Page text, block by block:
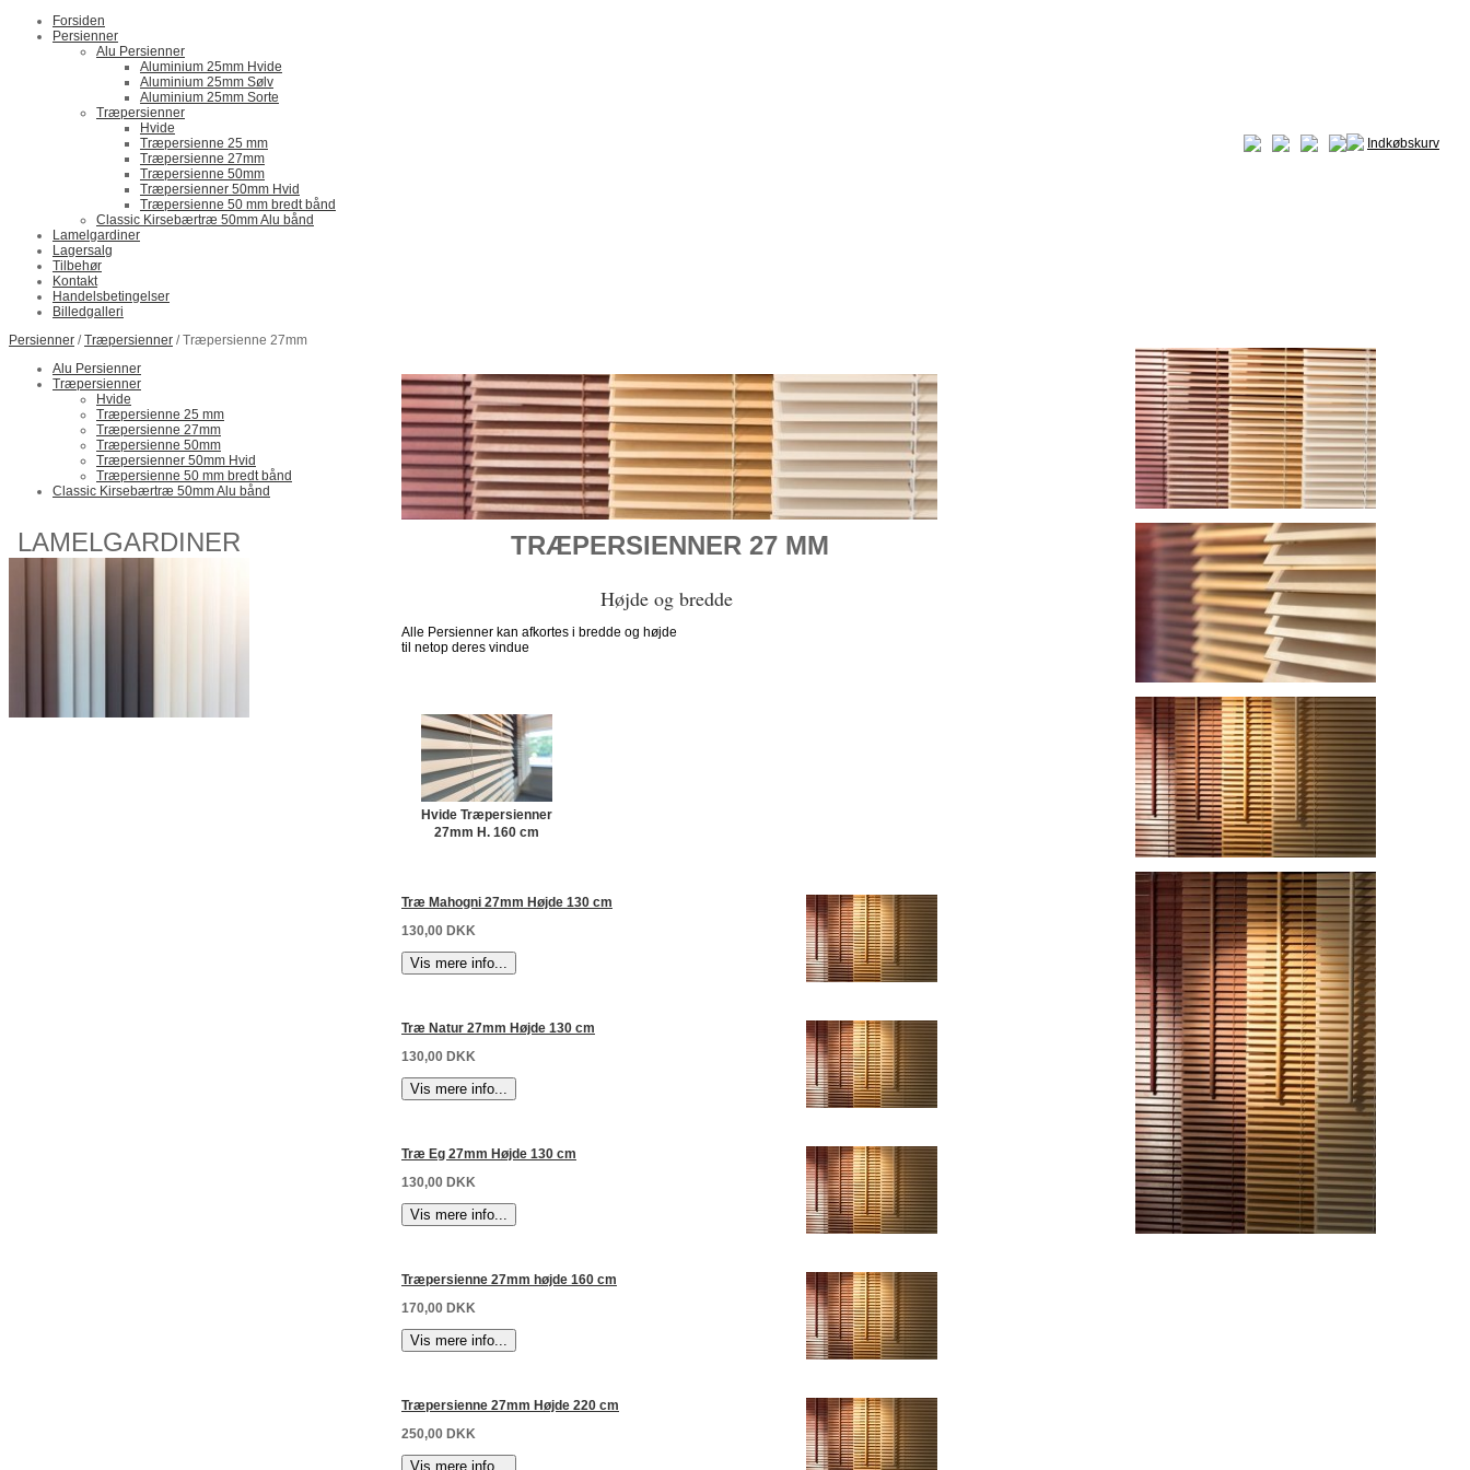
Indkøbskurv
Forsiden
Persienner
Alu Persienner
Aluminium 25mm Hvide
Aluminium 25mm Sølv
Aluminium 25mm Sorte
Træpersienner
Hvide
Træpersienne 25 mm
Træpersienne 27mm
Træpersienne 50mm
Træpersienner 50mm Hvid
Træpersienne 50 mm bredt bånd
Classic Kirsebærtræ 50mm Alu bånd
Lamelgardiner
Lagersalg
Tilbehør
Kontakt
Handelsbetingelser
Billedgalleri
Persienner /Træpersienner / Træpersienne 27mm
Alu Persienner
Træpersienner
Hvide
Træpersienne 25 mm
Træpersienne 27mm
Træpersienne 50mm
Træpersienner 50mm Hvid
Træpersienne 50 mm bredt bånd
Classic Kirsebærtræ 50mm Alu bånd
LAMELGARDINER TRÆPERSIENNER 27 MM
Højde og bredde
Alle Persienner kan afkortes i bredde og højde
til netop deres vindue
Hvide Træpersienner
27mm H. 160 cm
Træ Mahogni 27mm Højde 130 cm
130,00 DKK
Træ Natur 27mm Højde 130 cm
130,00 DKK
Træ Eg 27mm Højde 130 cm
130,00 DKK
Træpersienne 27mm højde 160 cm
170,00 DKK
Træpersienne 27mm Højde 220 cm
250,00 DKK